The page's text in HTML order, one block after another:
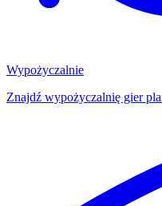
Wypożyczalnie
Znajdź wypożyczalnię gier